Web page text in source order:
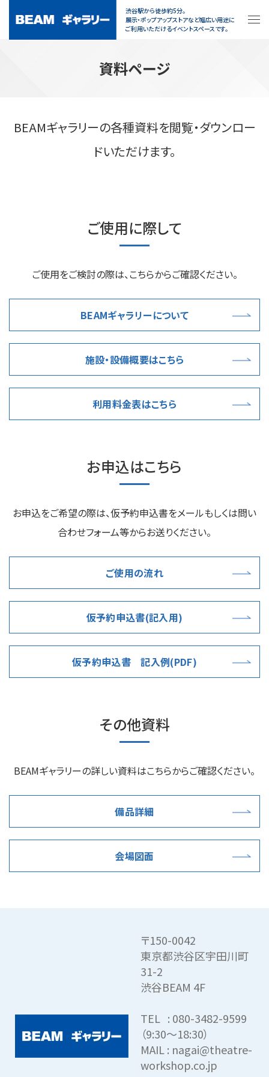
渋谷駅から徒歩約5分。
展示・ポップアップストアなど幅広い用途に
ご利用いただけるイベントスペースです。
資料ページ
BEAMギャラリーの各種資料を閲覧・ダウンロー
ドいただけます。
ご使用に際して
ご使用をご検討の際は、こちらからご確認ください。
BEAMギャラリーについて
施設・設備概要はこちら
利用料金表はこちら
お申込はこちら
お申込をご希望の際は、仮予約申込書をメールもしくは問い
合わせフォーム等からお送りください。
ご使用の流れ
仮予約申込書(記入用)
仮予約申込書 記入例(PDF)
その他資料
BEAMギャラリーの詳しい資料はこちらからご確認ください。
備品詳細
会場図面
〒150-0042
東京都渋谷区宇田川町
31-2
渋谷BEAM 4F
TEL : 080-3482-9599
（9:30～18:30）
MAIL : nagai@theatre-
workshop.co.jp